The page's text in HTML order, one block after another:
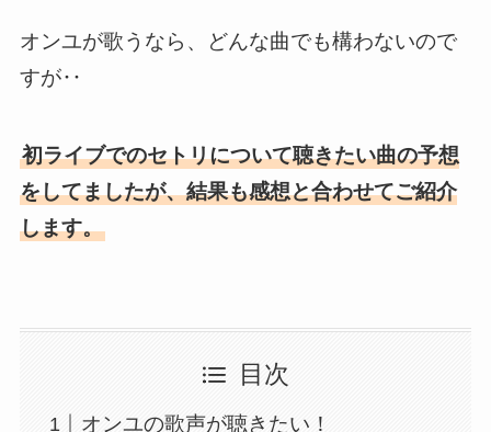
オンユが歌うなら、どんな曲でも構わないので
すが‥
初ライブでのセトリについて聴きたい曲の予想
をしてましたが、結果も感想と合わせてご紹介
します。
目次
オンユの歌声が聴きたい！